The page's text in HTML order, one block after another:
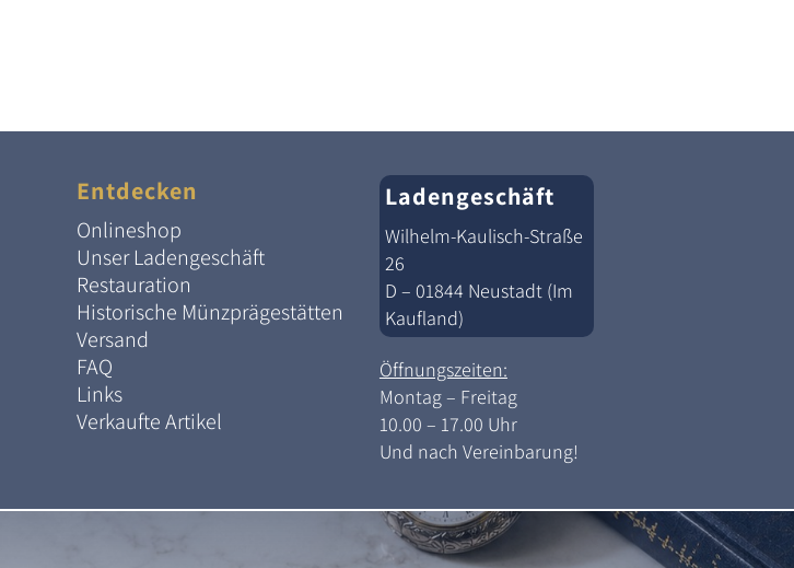
Entdecken
Onlineshop
Unser Ladengeschäft
Restauration
Historische Münzprägestätten
Versand
FAQ
Links
Verkaufte Artikel
Ladengeschäft
Wilhelm-Kaulisch-Straße
26
D – 01844 Neustadt (Im
Kaufland)
Öffnungszeiten:
Montag – Freitag
10.00 – 17.00 Uhr
Und nach Vereinbarung!